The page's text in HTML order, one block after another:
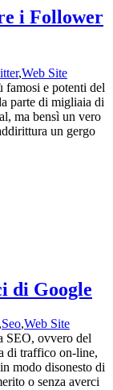
i Follower
,Web Site
famosi e potenti del
parte di migliaia di
ma bensì un vero
un gergo
di Google
,Seo,Web Site
SEO, ovvero del
di traffico on-line,
modo disonesto di
o senza averci